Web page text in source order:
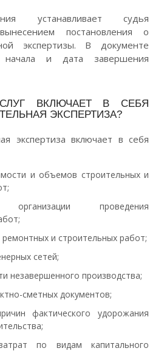
устанавливает судья
постановления о
экспертизы. В документе
начала и дата завершения
ВКЛЮЧАЕТ В СЕБЯ
ЭКСПЕРТИЗА?
экспертиза включает в себя
и объемов строительных и
организации проведения
ремонтных и строительных работ;
сетей;
незавершенного производства;
сметных документов;
фактического удорожания
по видам капитального